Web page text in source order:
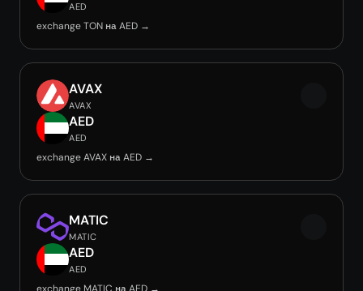
AED
exchange TON на AED →
AVAX
AVAX
AED
AED
exchange AVAX на AED →
MATIC
MATIC
AED
AED